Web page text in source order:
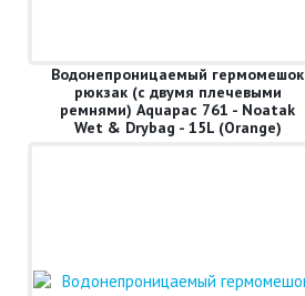
Водонепроницаемый гермомешок
рюкзак (с двумя плечевыми
ремнями) Aquapac 761 - Noatak
Wet & Drybag - 15L (Orange)